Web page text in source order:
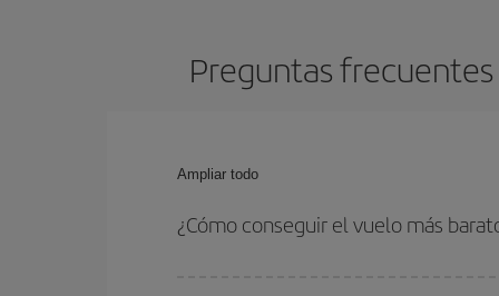
Preguntas
Ampliar todo
¿Cómo conseguir el vuelo más